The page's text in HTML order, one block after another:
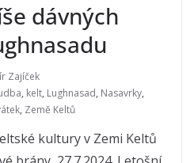
dávných
Zajíček
, kelt, Lughnasad, Nasavrky,
, Země Keltů
kultury v Zemi Keltů